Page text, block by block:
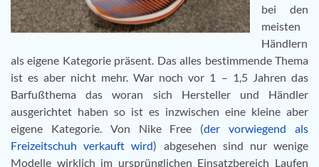
bei den
meisten
Händlern
als eigene Kategorie präsent. Das alles bestimmende Thema
ist es aber nicht mehr. War noch vor 1 – 1,5 Jahren das
Barfußthema das woran sich Hersteller und Händler
ausgerichtet haben so ist es inzwischen eine kleine aber
eigene Kategorie. Von Nike Free (der vorwiegend als
Freizeitschuh verkauft wird) abgesehen sind nur wenige
Modelle wirklich im ursprünglichen Einsatzbereich Laufen